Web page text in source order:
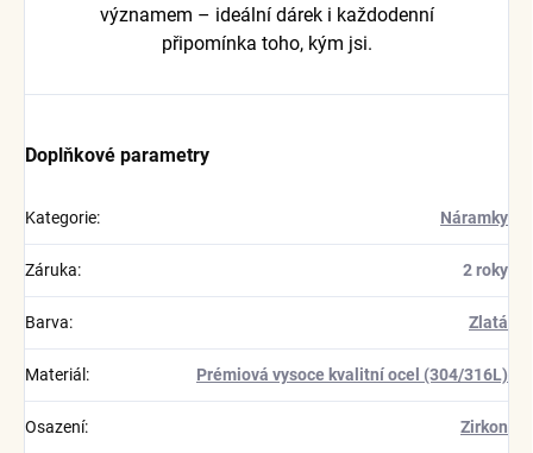
významem – ideální dárek i každodenní
připomínka toho, kým jsi.
Doplňkové parametry
Kategorie: Náramky
Záruka: 2 roky
Barva: Zlatá
Materiál : Prémiová vysoce kvalitní ocel (304/316L)
Osazení: Zirkon